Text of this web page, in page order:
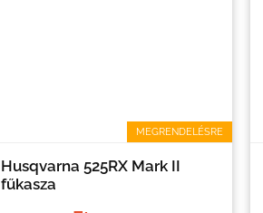
MEGRENDELÉSRE
Husqvarna 525RX Mark II
fűkasza